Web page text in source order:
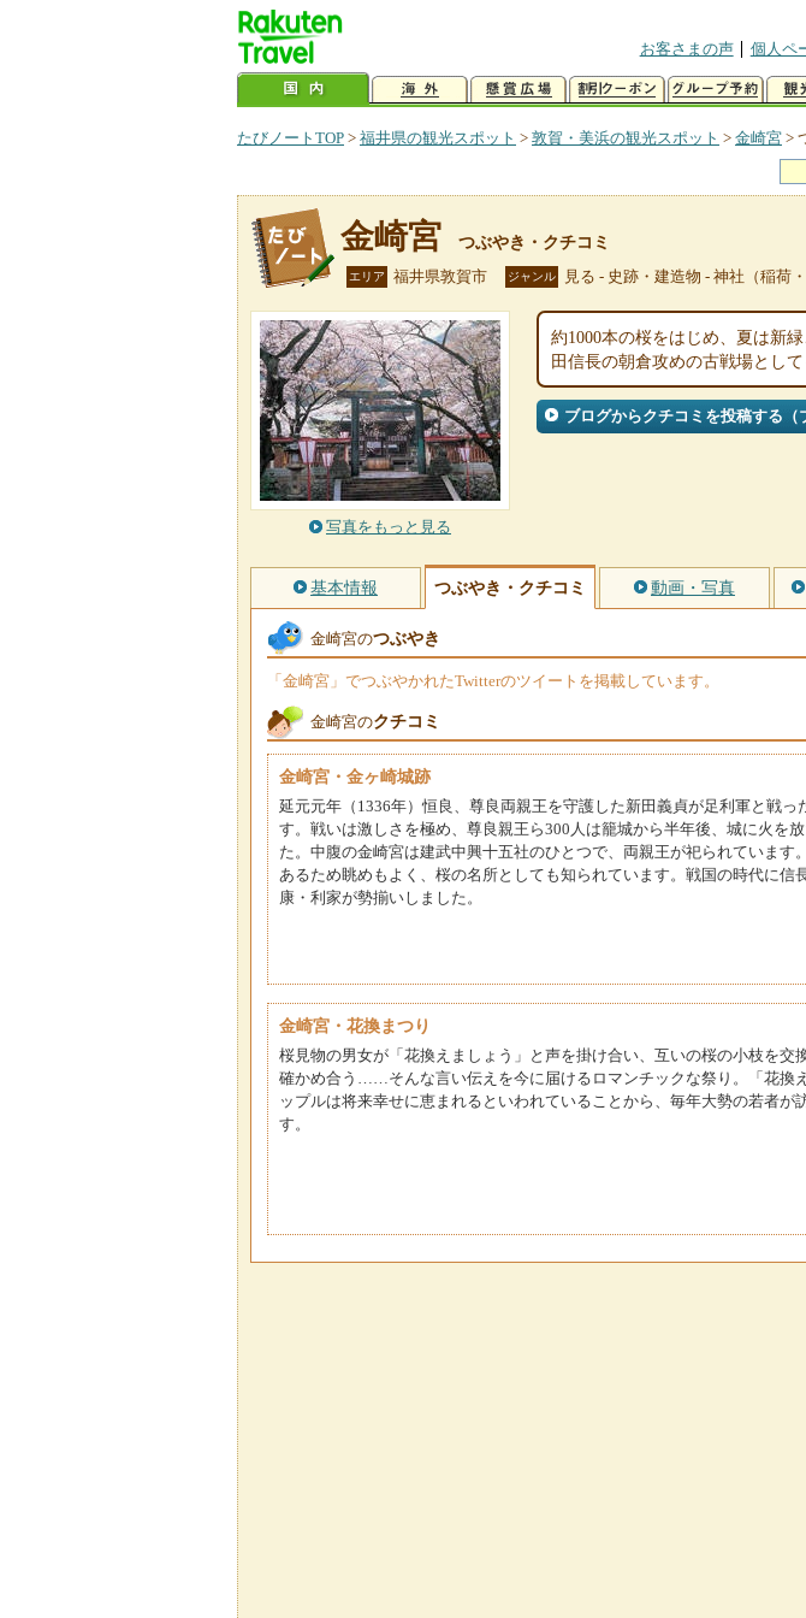
お客さまの声
個人ペ
たびノートTOP > 福井県の観光スポット > 敦賀・美浜の観光スポット > 金崎宮 >
金崎宮 つぶやき・クチコミ
エリア 福井県敦賀市 ジャンル 見る - 史跡・建造物 - 神社（稲荷・
写真をもっと見る
約1000本の桜をはじめ、夏は新
田信長の朝倉攻めの古戦場とし
ブログからクチコミを投稿する（
基本情報 つぶやき・クチコミ 動画・写真
金崎宮のつぶやき
「金崎宮」でつぶやかれたTwitterのツイートを掲載しています。
金崎宮のクチコミ
金崎宮・金ヶ崎城跡
延元元年（1336年）恒良、尊良両親王を守護した新田義貞が足利軍と戦っ
す。戦いは激しさを極め、尊良親王ら300人は籠城から半年後、城に火を
た。中腹の金崎宮は建武中興十五社のひとつで、両親王が祀られています
あるため眺めもよく、桜の名所としても知られています。戦国の時代に信
康・利家が勢揃いしました。
金崎宮・花換まつり
桜見物の男女が「花換えましょう」と声を掛け合い、互いの桜の小枝を交
確かめ合う……そんな言い伝えを今に届けるロマンチックな祭り。「花換
ップルは将来幸せに恵まれるといわれていることから、毎年大勢の若者が
す。